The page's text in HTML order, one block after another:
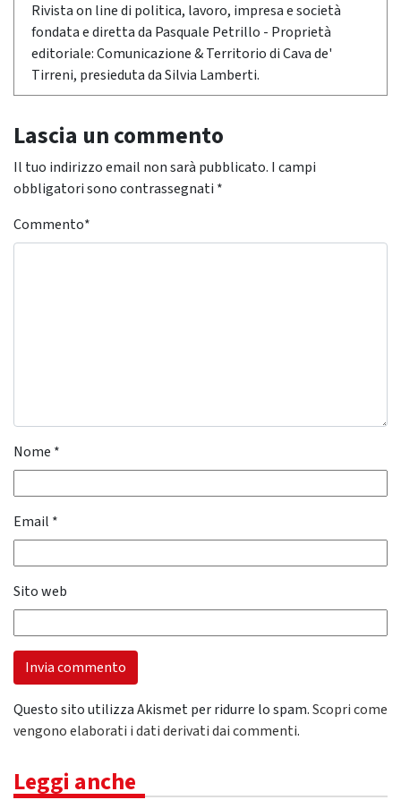
Rivista on line di politica, lavoro, impresa e società
fondata e diretta da Pasquale Petrillo - Proprietà
editoriale: Comunicazione & Territorio di Cava de'
Tirreni, presieduta da Silvia Lamberti.
Lascia un commento
Il tuo indirizzo email non sarà pubblicato. I campi
obbligatori sono contrassegnati *
Commento*
Nome *
Email *
Sito web
Questo sito utilizza Akismet per ridurre lo spam.Scopri come
vengono elaborati i dati derivati dai commenti.
Leggi anche